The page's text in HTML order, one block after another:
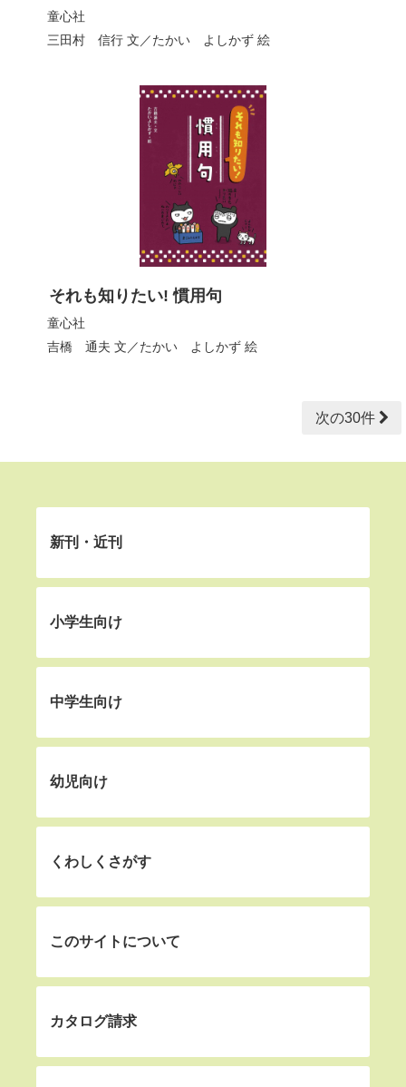
童心社
三田村 信行文／たかい よしかず絵
それも知りたい! 慣用句
童心社
吉橋 通夫 文／たかい よしかず絵
次の30件
新刊・近刊
小学生向け
中学生向け
幼児向け
くわしくさがす
このサイトについて
カタログ請求